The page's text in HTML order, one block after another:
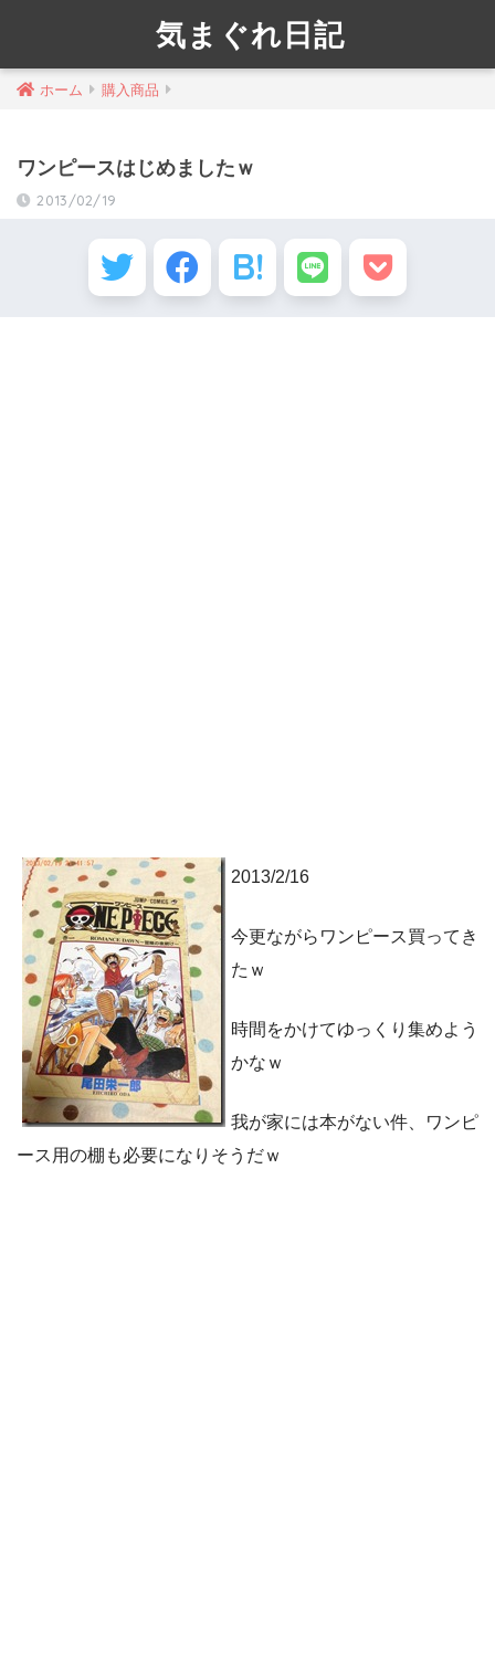
気まぐれ日記
ホーム 購入商品
ワンピースはじめましたｗ
2013/02/19
2013/2/16
今更ながらワンピース買ってき
たｗ
時間をかけてゆっくり集めよう
かなｗ
我が家には本がない件、ワンピ
ース用の棚も必要になりそうだｗ